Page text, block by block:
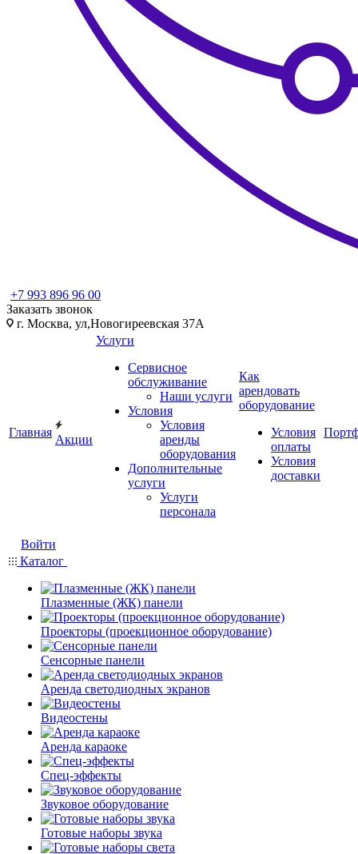
+7 993 896 96 00
Заказать звонок
г. Москва, ул,Новогиреевская 37А
Главная
Акции
Услуги
Сервисное
обслуживание
Наши услуги
Условия
Условия
аренды
оборудования
Дополнительные
услуги
Услуги
персонала
Как
арендовать
оборудование
Условия
оплаты
Условия
доставки
Войти
Каталог
Плазменные (ЖК) панели
Проекторы (проекционное оборудование)
Сенсорные панели
Аренда светодиодных экранов
Видеостены
Аренда караоке
Спец-эффекты
Звуковое оборудование
Готовые наборы звука